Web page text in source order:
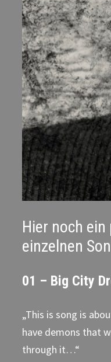
Hier noch
einzelnen
01 – Big City
„This is song is
have demons that
through it…“